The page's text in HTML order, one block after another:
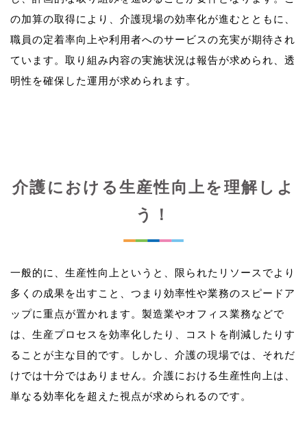
の加算の取得により、介護現場の効率化が進むとともに、
職員の定着率向上や利用者へのサービスの充実が期待され
ています。取り組み内容の実施状況は報告が求められ、透
介護における生産性向上を理解しよ
う！
一般的に、生産性向上というと、限られたリソースでより
多くの成果を出すこと、つまり効率性や業務のスピードア
ップに重点が置かれます。製造業やオフィス業務などで
は、生産プロセスを効率化したり、コストを削減したりす
ることが主な目的です。しかし、介護の現場では、それだ
けでは十分ではありません。介護における生産性向上は、
単なる効率化を超えた視点が求められるのです。